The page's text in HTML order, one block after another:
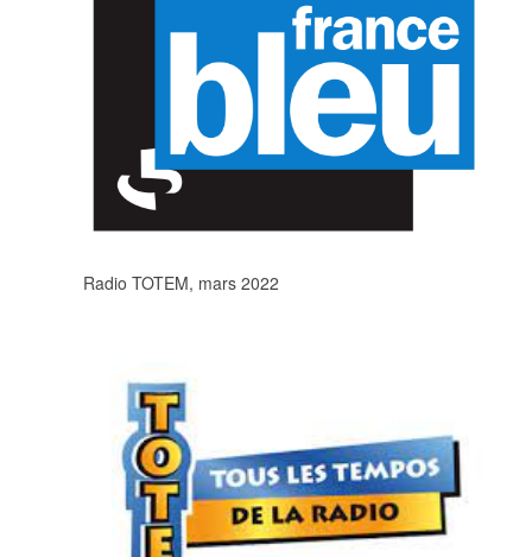
Radio TOTEM, mars 2022